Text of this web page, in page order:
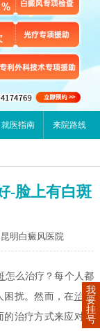
就医指南 来院路线
-脸上有白斑
明白癜风医院
怎么治疗？每个人都
困扰。然而，在治疗
的治疗方式来应对这
我
要
挂
号